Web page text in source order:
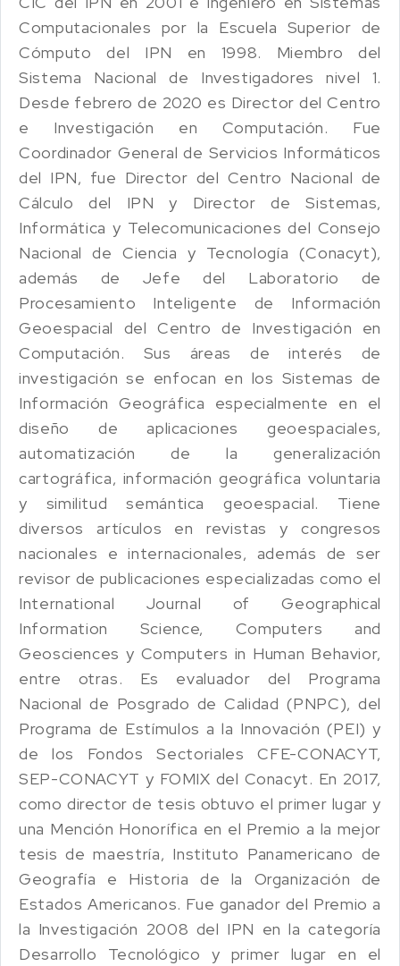
Computacionales por la Escuela Superior de
Cómputo del IPN en 1998. Miembro del
Sistema Nacional de Investigadores nivel 1.
Desde febrero de 2020 es Director del Centro
e Investigación en Computación. Fue
Coordinador General de Servicios Informáticos
del IPN, fue Director del Centro Nacional de
Cálculo del IPN y Director de Sistemas,
Informática y Telecomunicaciones del Consejo
Nacional de Ciencia y Tecnología (Conacyt),
además de Jefe del Laboratorio de
Procesamiento Inteligente de Información
Geoespacial del Centro de Investigación en
Computación. Sus áreas de interés de
investigación se enfocan en los Sistemas de
Información Geográfica especialmente en el
diseño de aplicaciones geoespaciales,
automatización de la generalización
cartográfica, información geográfica voluntaria
y similitud semántica geoespacial. Tiene
diversos artículos en revistas y congresos
nacionales e internacionales, además de ser
revisor de publicaciones especializadas como el
International Journal of Geographical
Information Science, Computers and
Geosciences y Computers in Human Behavior,
entre otras. Es evaluador del Programa
Nacional de Posgrado de Calidad (PNPC), del
Programa de Estímulos a la Innovación (PEI) y
de los Fondos Sectoriales CFE-CONACYT,
SEP-CONACYT y FOMIX del Conacyt. En 2017,
como director de tesis obtuvo el primer lugar y
una Mención Honorífica en el Premio a la mejor
tesis de maestría, Instituto Panamericano de
Geografía e Historia de la Organización de
Estados Americanos. Fue ganador del Premio a
la Investigación 2008 del IPN en la categoría
Desarrollo Tecnológico y primer lugar en el